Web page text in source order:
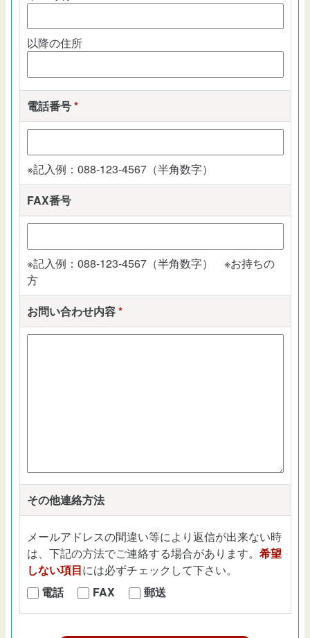
以降の住所
電話番号*
※記入例：088-123-4567（半角数字）
FAX番号
※記入例：088-123-4567（半角数字） ※お持ちの
方
お問い合わせ内容*
その他連絡方法
メールアドレスの間違い等により返信が出来ない時
は、下記の方法でご連絡する場合があります。 希望
しない項目には必ずチェックして下さい。
電話
FAX 郵送